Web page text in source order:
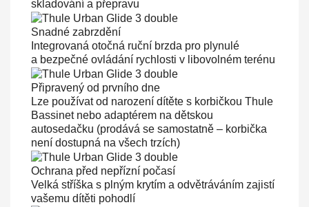
skladování a přepravu
Snadné zabrzdění
Integrovaná otočná ruční brzda pro plynulé
a bezpečné ovládání rychlosti v libovolném terénu
Připravený od prvního dne
Lze používat od narození dítěte s korbičkou Thule
Bassinet nebo adaptérem na dětskou
autosedačku (prodává se samostatně – korbička
není dostupná na všech trzích)
Ochrana před nepřízní počasí
Velká stříška s plným krytím a odvětráváním zajistí
vašemu dítěti pohodlí